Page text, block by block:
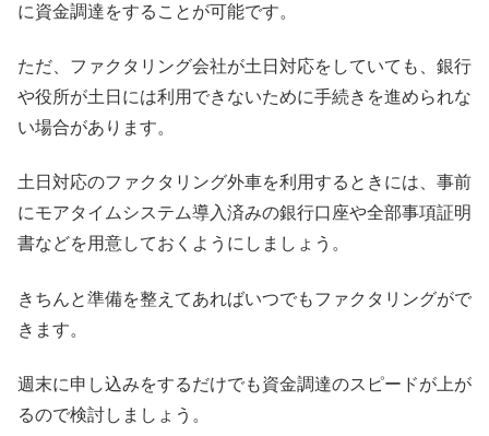
に資金調達をすることが可能です。
ただ、ファクタリング会社が土日対応をしていても、銀行
や役所が土日には利用できないために手続きを進められな
い場合があります。
土日対応のファクタリング外車を利用するときには、事前
にモアタイムシステム導入済みの銀行口座や全部事項証明
書などを用意しておくようにしましょう。
きちんと準備を整えてあればいつでもファクタリングがで
きます。
週末に申し込みをするだけでも資金調達のスピードが上が
るので検討しましょう。